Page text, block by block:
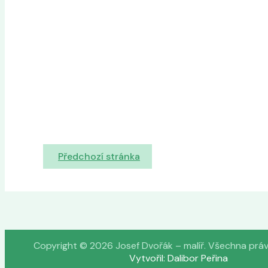
Předchozí stránka
Copyright © 2026 Josef Dvořák – malíř. Všechna
Vytvořil: Dalibor Peřina